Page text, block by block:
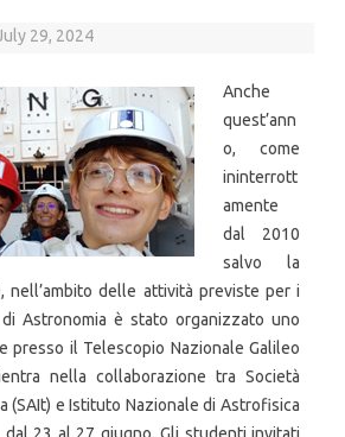
29, 2024
Anche
quest’ann
o, come
ininterrott
amente
dal 2010
salvo la
nell’ambito delle attività previste per i
di Astronomia è stato organizzato uno
presso il Telescopio Nazionale Galileo
nella collaborazione tra Società
(SAIt) e Istituto Nazionale di Astrofisica